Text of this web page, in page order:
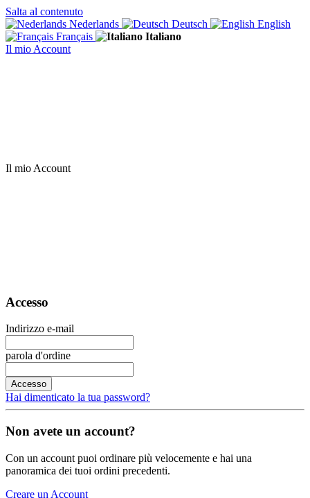
Salta al contenuto
Nederlands
Deutsch
English
Français
Italiano
Il mio Account
Il mio Account
Accesso
Indirizzo e-mail
parola d'ordine
Accesso
Hai dimenticato la tua password?
Non avete un account?
Con un account puoi ordinare più velocemente e hai una
panoramica dei tuoi ordini precedenti.
Creare un Account